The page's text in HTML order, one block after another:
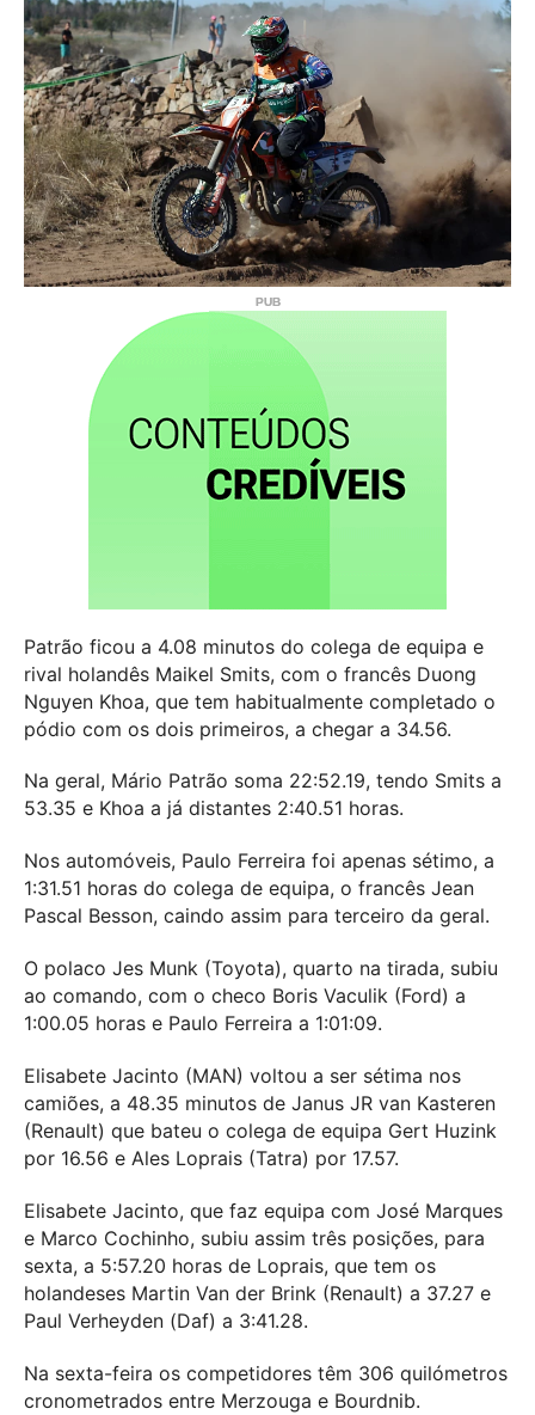
Patrão ficou a 4.08 minutos do colega de equipa e
rival holandês Maikel Smits, com o francês Duong
Nguyen Khoa, que tem habitualmente completado o
pódio com os dois primeiros, a chegar a 34.56.
Na geral, Mário Patrão soma 22:52.19, tendo Smits a
53.35 e Khoa a já distantes 2:40.51 horas.
Nos automóveis, Paulo Ferreira foi apenas sétimo, a
1:31.51 horas do colega de equipa, o francês Jean
Pascal Besson, caindo assim para terceiro da geral.
O polaco Jes Munk (Toyota), quarto na tirada, subiu
ao comando, com o checo Boris Vaculik (Ford) a
1:00.05 horas e Paulo Ferreira a 1:01:09.
Elisabete Jacinto (MAN) voltou a ser sétima nos
camiões, a 48.35 minutos de Janus JR van Kasteren
(Renault) que bateu o colega de equipa Gert Huzink
por 16.56 e Ales Loprais (Tatra) por 17.57.
Elisabete Jacinto, que faz equipa com José Marques
e Marco Cochinho, subiu assim três posições, para
sexta, a 5:57.20 horas de Loprais, que tem os
holandeses Martin Van der Brink (Renault) a 37.27 e
Paul Verheyden (Daf) a 3:41.28.
Na sexta-feira os competidores têm 306 quilómetros
cronometrados entre Merzouga e Bourdnib.